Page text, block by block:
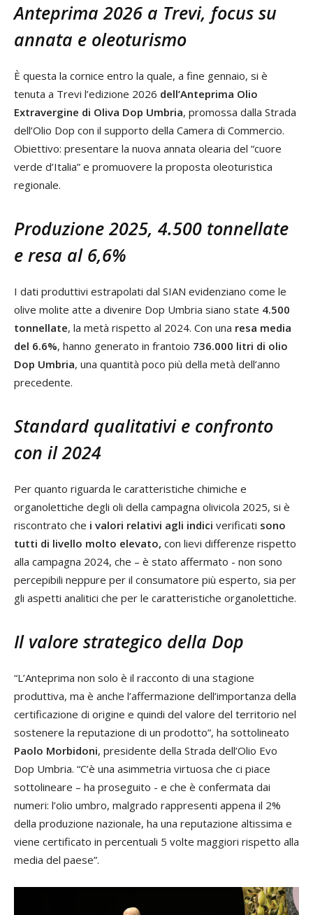
Anteprima 2026 a Trevi, focus su
annata e oleoturismo
È questa la cornice entro la quale, a fine gennaio, si è
tenuta a Trevi l’edizione 2026 dell’Anteprima Olio
Extravergine di Oliva Dop Umbria, promossa dalla Strada
dell’Olio Dop con il supporto della Camera di Commercio.
Obiettivo: presentare la nuova annata olearia del “cuore
verde d’Italia” e promuovere la proposta oleoturistica
regionale.
Produzione 2025, 4.500 tonnellate
e resa al 6,6%
I dati produttivi estrapolati dal SIAN evidenziano come le
olive molite atte a divenire Dop Umbria siano state 4.500
tonnellate, la metà rispetto al 2024. Con una resa media
del 6.6%, hanno generato in frantoio 736.000 litri di olio
Dop Umbria, una quantità poco più della metà dell’anno
precedente.
Standard qualitativi e confronto
con il 2024
Per quanto riguarda le caratteristiche chimiche e
organolettiche degli oli della campagna olivicola 2025, si è
riscontrato che i valori relativi agli indici verificati sono
tutti di livello molto elevato, con lievi differenze rispetto
alla campagna 2024, che – è stato affermato - non sono
percepibili neppure per il consumatore più esperto, sia per
gli aspetti analitici che per le caratteristiche organolettiche.
Il valore strategico della Dop
“L’Anteprima non solo è il racconto di una stagione
produttiva, ma è anche l’affermazione dell’importanza della
certificazione di origine e quindi del valore del territorio nel
sostenere la reputazione di un prodotto”, ha sottolineato
Paolo Morbidoni, presidente della Strada dell’Olio Evo
Dop Umbria. “C’è una asimmetria virtuosa che ci piace
sottolineare – ha proseguito - e che è confermata dai
numeri: l’olio umbro, malgrado rappresenti appena il 2%
della produzione nazionale, ha una reputazione altissima e
viene certificato in percentuali 5 volte maggiori rispetto alla
media del paese”.